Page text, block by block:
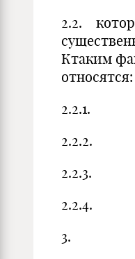
2.2.
Ктаким
относятся:
2.2.1.
2.2.2.
2.2.3.
2.2.4.
3.